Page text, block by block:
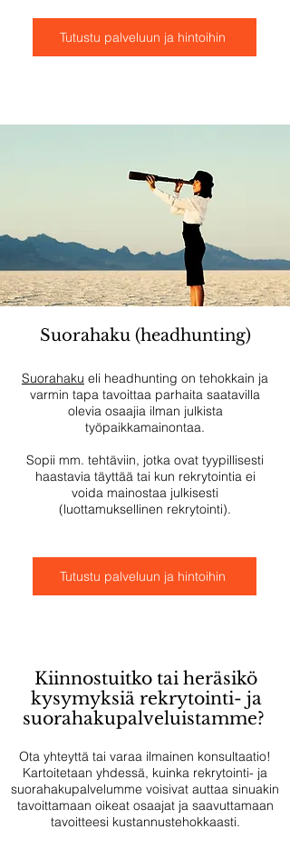
Tutustu palveluun ja hintoihin
Suorahaku (headhunting)
Suorahaku eli headhunting on tehokkain ja
varmin tapa tavoittaa parhaita saatavilla
olevia osaajia ilman julkista
työpaikkamainontaa.
Sopii mm. tehtäviin, jotka ovat tyypillisesti
haastavia täyttää tai kun rekrytointia ei
voida mainostaa julkisesti
(luottamuksellinen rekrytointi).
Tutustu palveluun ja hintoihin
Kiinnostuitko tai heräsikö
kysymyksiä rekrytointi- ja
suorahakupalveluistamme?
Ota yhteyttä tai varaa ilmainen konsultaatio!
Kartoitetaan yhdessä, kuinka rekrytointi- ja
suorahakupalvelumme voisivat auttaa sinuakin
tavoittamaan oikeat osaajat ja saavuttamaan
tavoitteesi kustannustehokkaasti.